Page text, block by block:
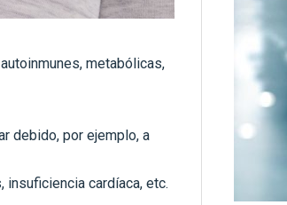
metabólicas,
debido, por ejemplo, a
cardíaca, etc.